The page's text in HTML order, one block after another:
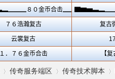
传奇服务端区 传奇技术脚本